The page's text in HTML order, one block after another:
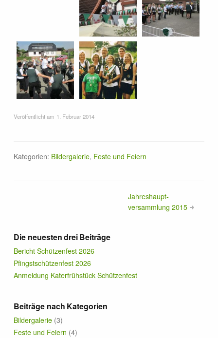
Veröffentlicht am 1. Februar 2014
Kategorien: Bildergalerie, Feste und Feiern
Jahreshaupt­
versammlung 2015
Die neuesten drei Beiträge
Bericht Schützenfest 2026
Pfingstschützenfest 2026
Anmeldung Katerfrühstück Schützenfest
Beiträge nach Kategorien
Bildergalerie (3)
Feste und Feiern (4)